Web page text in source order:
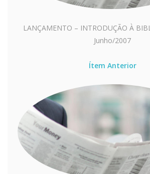
LANÇAMENTO – INTRODUÇÃO À
Junho/2007
Ítem Anterior